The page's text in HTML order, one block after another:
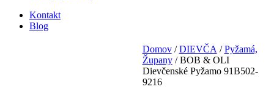
Kontakt
Blog
Domov/DIEVČA /Pyžamá,
Župany/ BOB & OLI
Dievčenské Pyžamo 91B502-
9216